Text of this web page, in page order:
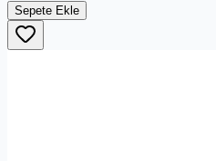
Sepete Ekle